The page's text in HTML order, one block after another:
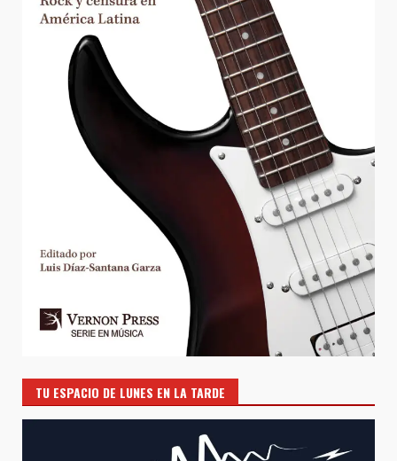
TU ESPACIO DE LUNES EN LA TARDE